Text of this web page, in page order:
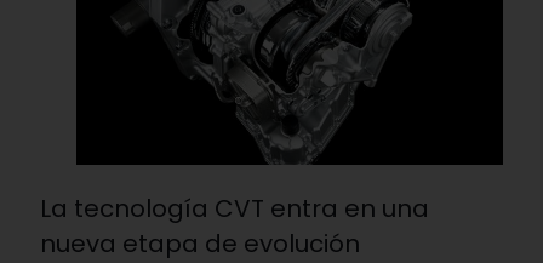
La tecnología CVT entra en una
nueva etapa de evolución